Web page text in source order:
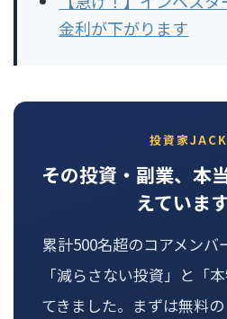
金利が下がります
投資家
その投資・副業、本
えていま
累計500名超のコアメンバ
「減らさない投資」と「
てきました。まずは無料